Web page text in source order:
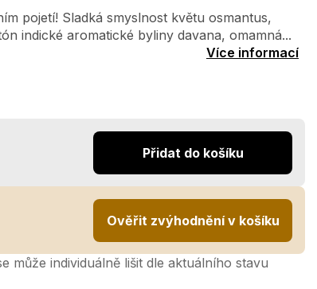
pojetí! Sladká smyslnost květu osmantus,
indické aromatické byliny davana, omamná...
Více informací
Přidat do košíku
Ověřit zvýhodnění v košíku
může individuálně lišit dle aktuálního stavu